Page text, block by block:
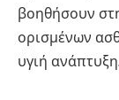
βοηθήσουν
ορισμένων
υγιή